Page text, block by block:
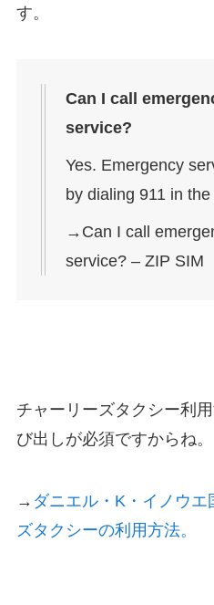
す。
Can I call
service?
Yes. Emergency
by dialing 911 in
→Can I call
service? – ZIP SIM
チャーリーズタクシー利
び出しが必須ですからね。
→ ダニエル・K・イノウ
ズタクシーの利用方法。